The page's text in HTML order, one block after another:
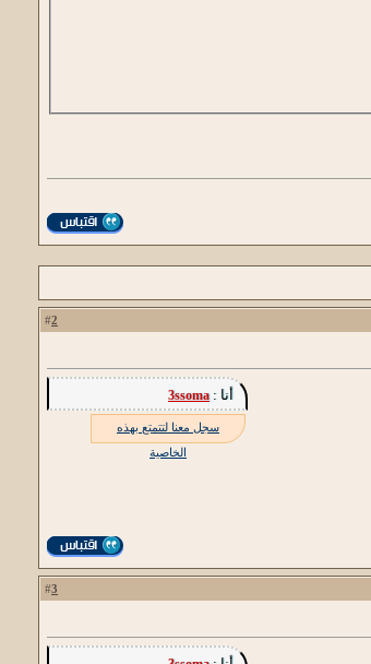
2
أنا :3ssoma
سجل معنا لتتمتع بهذه
الخاصية
3